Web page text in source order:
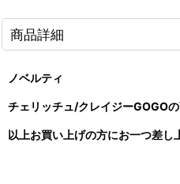
商品詳細
ノベルティ
チェリッチュ/クレイジーGOGO
以上お買い上げの方にお一つ差し